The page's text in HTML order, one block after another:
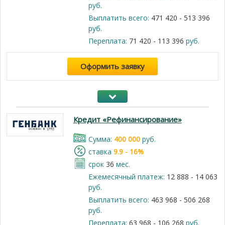
руб.
Выплатить всего: 471 420 - 513 396
руб.
Переплата: 71 420 - 113 396 руб.
Оформить заявку
Кредит «Рефинансирование»
Cумма: 400 000руб.
cтавка 9.9 - 16%
срок 36 мес.
Ежемесячный платеж: 12 888 - 14 063
руб.
Выплатить всего: 463 968 - 506 268
руб.
Переплата: 63 968 - 106 268 руб.